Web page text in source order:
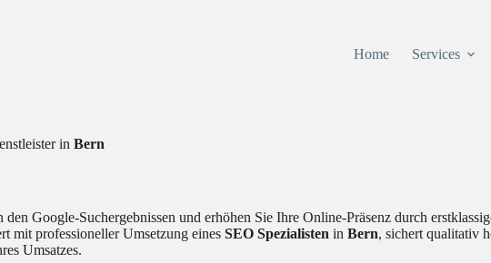
Home
Services
inBern
Google-Suchergebnissen und erhöhen Sie Ihre Online-Präsenz durch
mit professioneller Umsetzung einesSEO Spezialisten inBern, sichert qualitativ
Umsatzes.